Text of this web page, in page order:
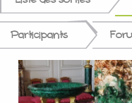
Participants